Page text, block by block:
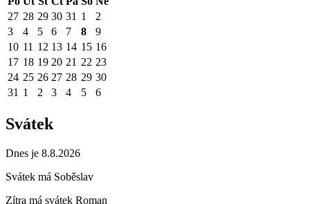
27 28 29 30 31 1
2
3
4 5 6 7 8
9
10 11 12 13 14 15 16
17 18 19 20 21 22 23
24 25 26 27 28 29 30
31 1 2 3 4 5 6
Svátek
Dnes je 8.8.2026
Svátek má Soběslav
Zítra má svátek Roman